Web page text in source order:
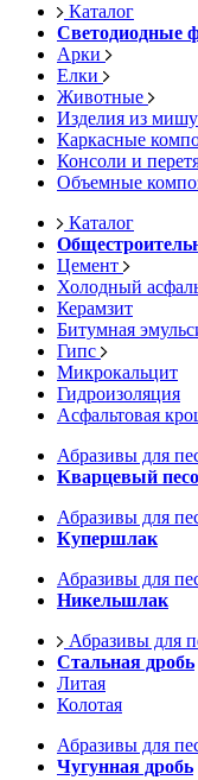
Каталог
Светодиодные
Арки
Елки
Животные
Изделия из
Каркасные
Консоли и
Объемные
Каталог
Цемент
Холодный
Керамзит
Битумная
Гипс
Микрокальцит
Гидроизоляция
Асфальтовая
Абразивы для
Кварцевый
Абразивы для
Купершлак
Абразивы для
Никельшлак
Абразивы для
Стальная дробь
Литая
Колотая
Абразивы для
Чугунная дробь